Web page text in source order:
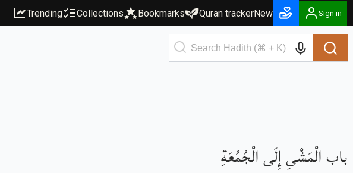
Trending Collections Bookmarks Quran trackerNew Sign in
باب الْمَشْىِ إِلَى الْجُمُعَةِ